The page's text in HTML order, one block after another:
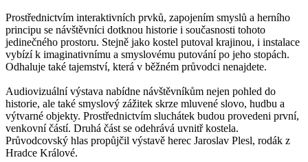
Prostřednictvím interaktivních prvků, zapojením smyslů a herního
principu se návštěvníci dotknou historie i současnosti tohoto
jedinečného prostoru. Stejně jako kostel putoval krajinou, i instalace
vybízí k imaginativnímu a smyslovému putování po jeho stopách.
Odhaluje také tajemství, která v běžném průvodci nenajdete.
Audiovizuální výstava nabídne návštěvníkům nejen pohled do
historie, ale také smyslový zážitek skrze mluvené slovo, hudbu a
výtvarné objekty. Prostřednictvím sluchátek budou provedeni první,
venkovní částí. Druhá část se odehrává uvnitř kostela.
Průvodcovský hlas propůjčil výstavě herec Jaroslav Plesl, rodák z
Hradce Králové.